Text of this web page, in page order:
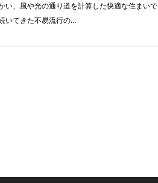
い、風や光の通り道を計算した快適な住まいで
いてきた不易流行の…